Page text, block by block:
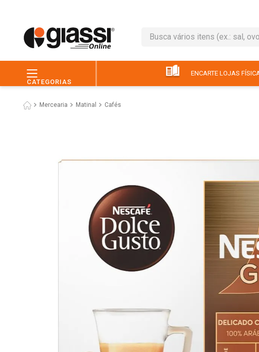
Busca vários itens (ex.: sal, ovo)
CATEGORIAS
ENCARTE LOJAS
Mercearia Matinal Cafés
café
6º macarrão
º
ovo
10 iogurte